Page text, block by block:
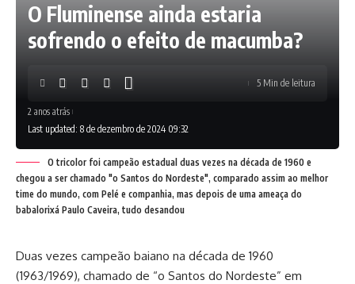
O Fluminense ainda estaria
sofrendo o efeito de macumba?
Last updated: 8 de dezembro de 2024 09:32
2 anos atrás
5 Min de leitura
O tricolor foi campeão estadual duas vezes na década de 1960 e
chegou a ser chamado "o Santos do Nordeste", comparado assim ao melhor
time do mundo, com Pelé e companhia, mas depois de uma ameaça do
babalorixá Paulo Caveira, tudo desandou
Duas vezes campeão baiano na década de 1960
(1963/1969), chamado de “o Santos do Nordeste” em